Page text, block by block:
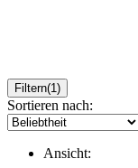
Filtern(1)
Sortieren nach:
Ansicht: